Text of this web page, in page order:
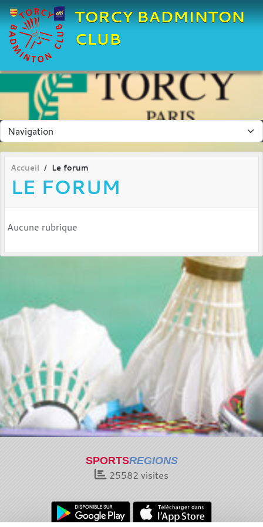
TORCY BADMINTON
CLUB
Accueil Le forum
LE FORUM
Aucune rubrique
SPORTSREGIONS
25582 visites
Panneau de gestion des cookies